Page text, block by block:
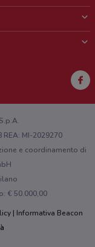
REA: MI-2029270
e coordinamento di
€ 50.000,00
Informativa Beacon